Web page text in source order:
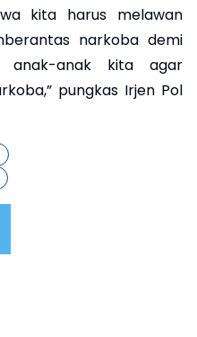
kita harus melawan
narkoba demi
anak-anak kita agar
pungkas Irjen Pol